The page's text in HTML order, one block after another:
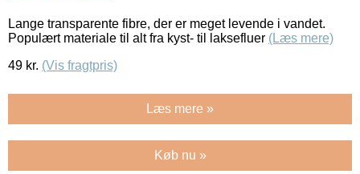
Lange transparente fibre, der er meget levende i vandet.
Populært materiale til alt fra kyst- til laksefluer (Læs mere)
49 kr. (Vis fragtpris)
Læs mere »
Køb nu »